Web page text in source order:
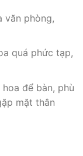
văn phòng,
quá phức tạp,
để bàn, phù
mặt thân